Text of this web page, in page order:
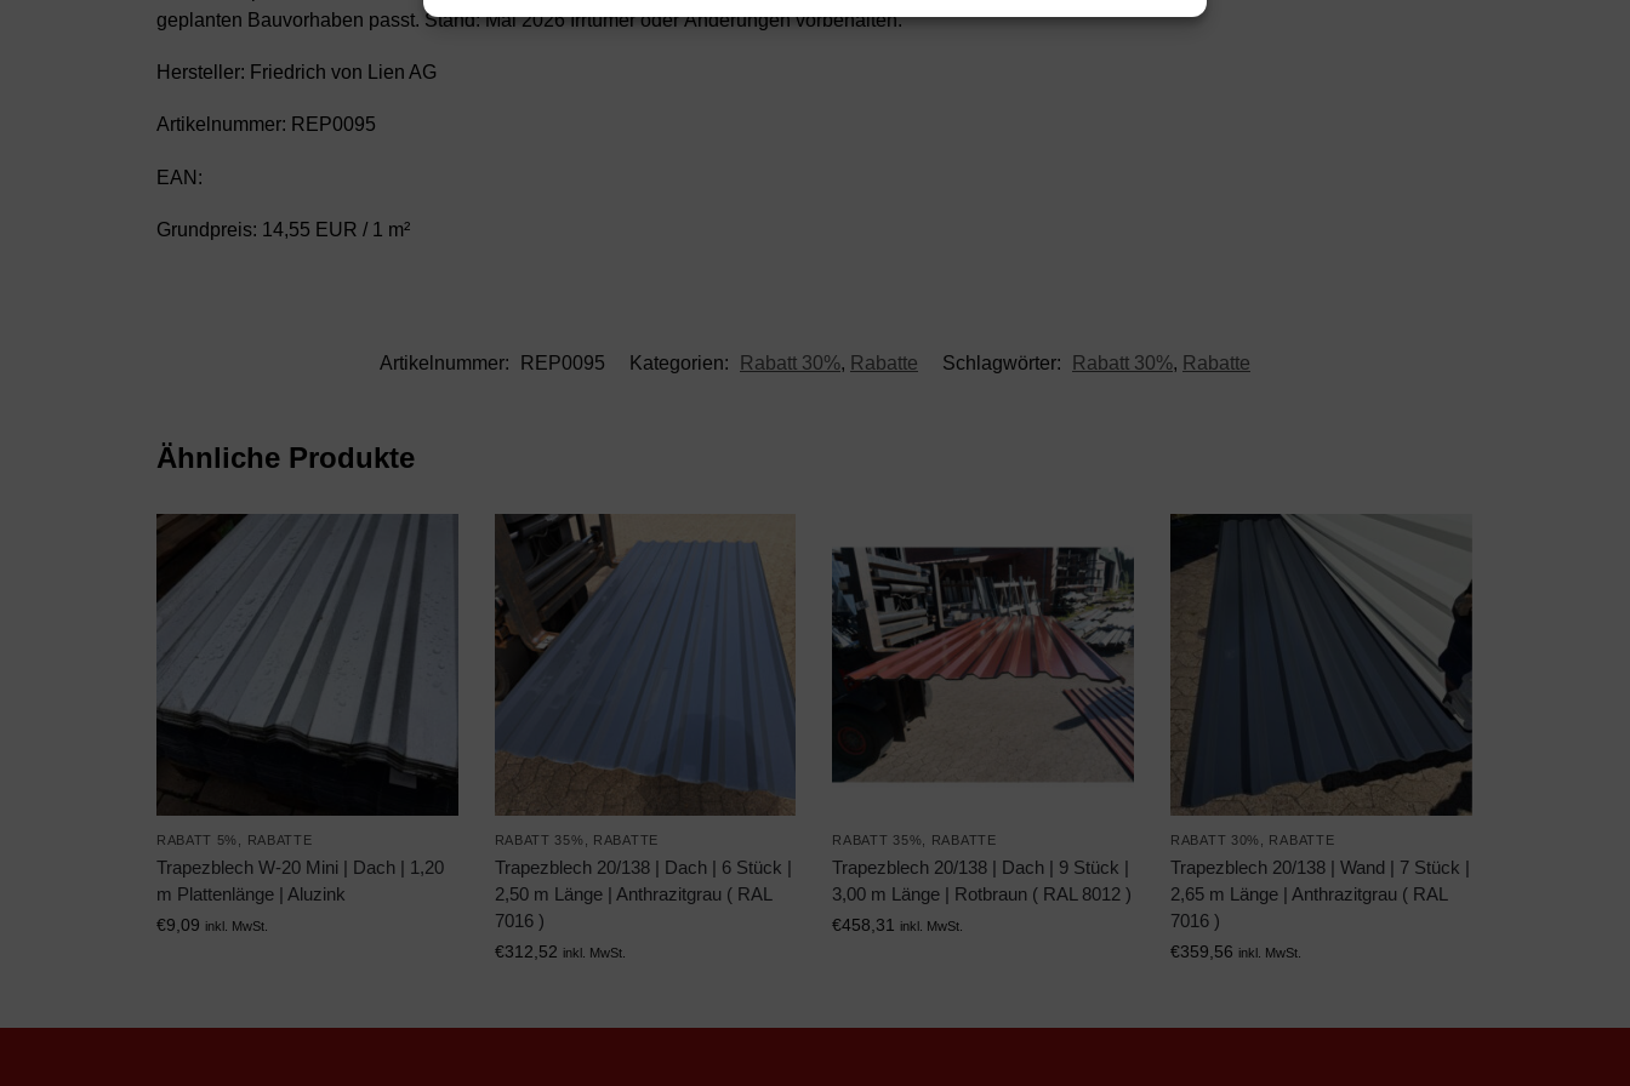
geplanten Bauvorhaben passt. Stand: Mai 2026 Irrtümer oder Änderungen vorbehalten.
Hersteller: Friedrich von Lien AG
Artikelnummer: REP0095
EAN:
Grundpreis: 14,55 EUR / 1 m²
Artikelnummer: REP0095 Kategorien: Rabatt 30%, Rabatte Schlagwörter: Rabatt 30%, Rabatte
Ähnliche Produkte
RABATT 5% RABATTE
Trapezblech W-20 Mini | Dach | 1,20
m Plattenlänge | Aluzink
€9,09 inkl. MwSt.
RABATT 35% RABATTE
Trapezblech 20/138 | Dach | 6 Stück |
2,50 m Länge | Anthrazitgrau ( RAL
7016 )
€312,52 inkl. MwSt.
RABATT 35% RABATTE
Trapezblech 20/138 | Dach | 9 Stück |
3,00 m Länge | Rotbraun ( RAL 8012 )
€458,31 inkl. MwSt.
RABATT 30% RABATTE
Trapezblech 20/138 | Wand | 7 Stück |
2,65 m Länge | Anthrazitgrau ( RAL
7016 )
€359,56 inkl. MwSt.